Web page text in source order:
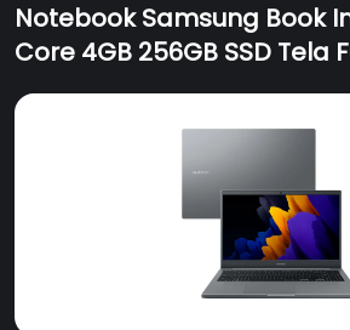
Notebook Samsung Book
Core 4GB 256GB SSD Tela
Windows 11 NP550XDA-